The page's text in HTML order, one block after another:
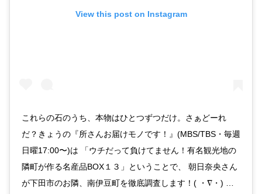
View this post on Instagram
これらの石のうち、本物はひとつずつだけ。さぁどーれ
だ？きょうの『所さんお届けモノです！』(MBS/TBS・毎週
日曜17:00〜)は 「ウチだって負けてません！有名観光地の
隣町が作る名産品BOX１３」ということで、 朝日奈央さん
が下田市のお隣、南伊豆町を徹底調査します！( ・∇・) …